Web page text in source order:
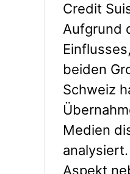
Credit
Aufgrund
beiden
Schweiz
Medien
Aspekt